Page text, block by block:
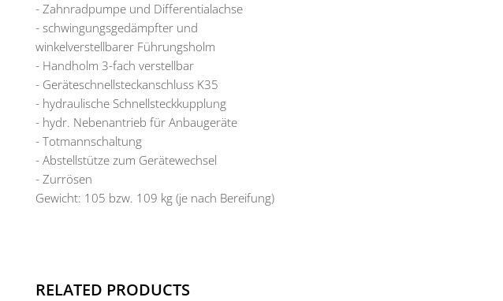
- Zahnradpumpe und Differentialachse
- schwingungsgedämpfter und
winkelverstellbarer Führungsholm
- Handholm 3-fach verstellbar
- Geräteschnellsteckanschluss K35
- hydraulische Schnellsteckkupplung
- hydr. Nebenantrieb für Anbaugeräte
- Totmannschaltung
- Abstellstütze zum Gerätewechsel
- Zurrösen
Gewicht: 105 bzw. 109 kg (je nach Bereifung)
RELATED PRODUCTS